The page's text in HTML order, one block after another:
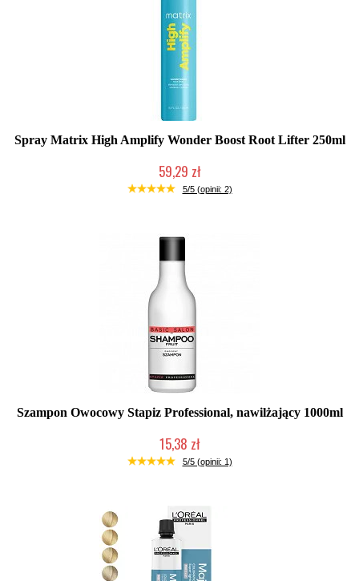
Spray Matrix High Amplify Wonder Boost Root Lifter 250ml
59,29 zł
Duża ilość (wysyłka w 24h)
5/5 (opinii: 2)
Szampon Owocowy Stapiz Professional, nawilżający 1000ml
15,38 zł
Duża ilość (wysyłka w 24h)
5/5 (opinii: 1)